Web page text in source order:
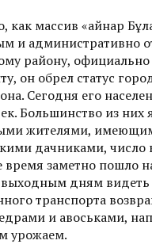
как массив «Қайнар
и административно
району,
он обрел статус
Сегодня его
Большинство из них
жителями,
дачниками, число
время заметно пошло
дням видеть
транспорта
и авоськами,
урожаем.